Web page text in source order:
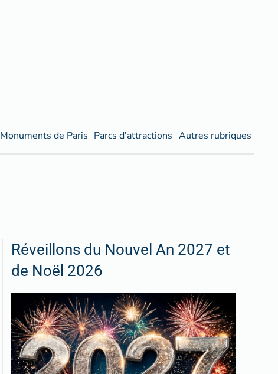
Monuments de Paris Parcs d'attractions Autres rubriques
Réveillons du Nouvel An 2027 et
de Noël 2026